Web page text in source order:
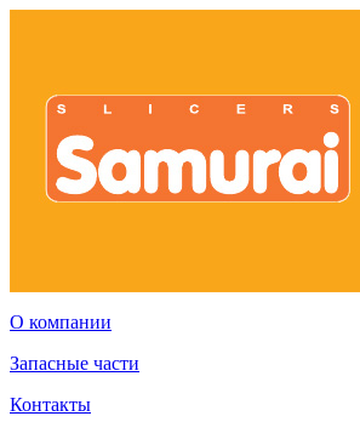
О компании
Запасные части
Контакты